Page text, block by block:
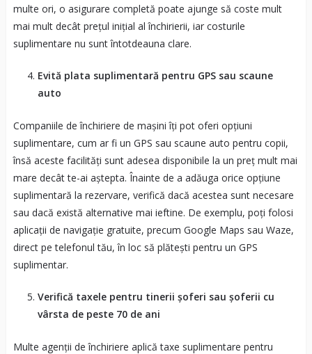
multe ori, o asigurare completă poate ajunge să coste mult
mai mult decât prețul inițial al închirierii, iar costurile
suplimentare nu sunt întotdeauna clare.
Evită plata suplimentară pentru GPS sau scaune
auto
Companiile de închiriere de mașini îți pot oferi opțiuni
suplimentare, cum ar fi un GPS sau scaune auto pentru copii,
însă aceste facilități sunt adesea disponibile la un preț mult mai
mare decât te-ai aștepta. Înainte de a adăuga orice opțiune
suplimentară la rezervare, verifică dacă acestea sunt necesare
sau dacă există alternative mai ieftine. De exemplu, poți folosi
aplicații de navigație gratuite, precum Google Maps sau Waze,
direct pe telefonul tău, în loc să plătești pentru un GPS
suplimentar.
Verifică taxele pentru tinerii șoferi sau șoferii cu
vârsta de peste 70 de ani
Multe agenții de închiriere aplică taxe suplimentare pentru